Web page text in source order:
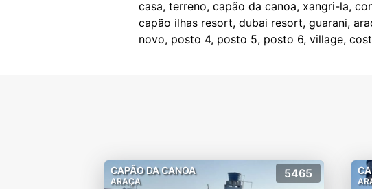
casa, terreno, capão da canoa, xangri-la,
capão ilhas resort, dubai resort, guarani,
CAPÃO DA CANOA
ARAÇA
5465